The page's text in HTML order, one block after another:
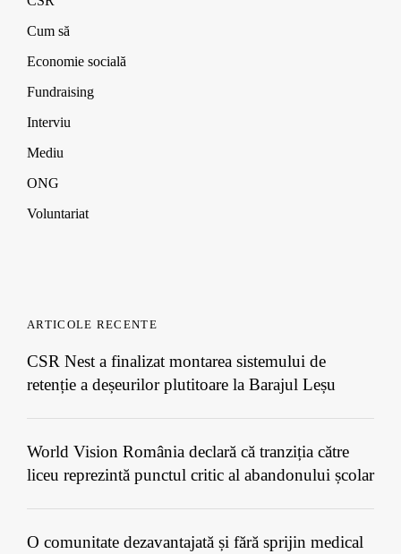
w
i
n
o
w
)
o
)
Cum să
Economie socială
Fundraising
Interviu
Mediu
ONG
Voluntariat
ARTICOLE RECENTE
CSR Nest a finalizat montarea sistemului de
retenție a deșeurilor plutitoare la Barajul Leșu
World Vision România declară că tranziția către
liceu reprezintă punctul critic al abandonului școlar
O comunitate dezavantajată și fără sprijin medical